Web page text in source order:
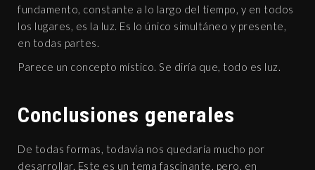
fundamento, constante a lo largo del tiempo, y en todos
los lugares, es la luz. Es lo único simultáneo y presente,
en todas partes.
Parece un concepto místico. Se diría que, todo es luz.
Conclusiones generales
De todas formas, todavía nos quedaría mucho por
desarrollar. Este es un tema fascinante, pero, en